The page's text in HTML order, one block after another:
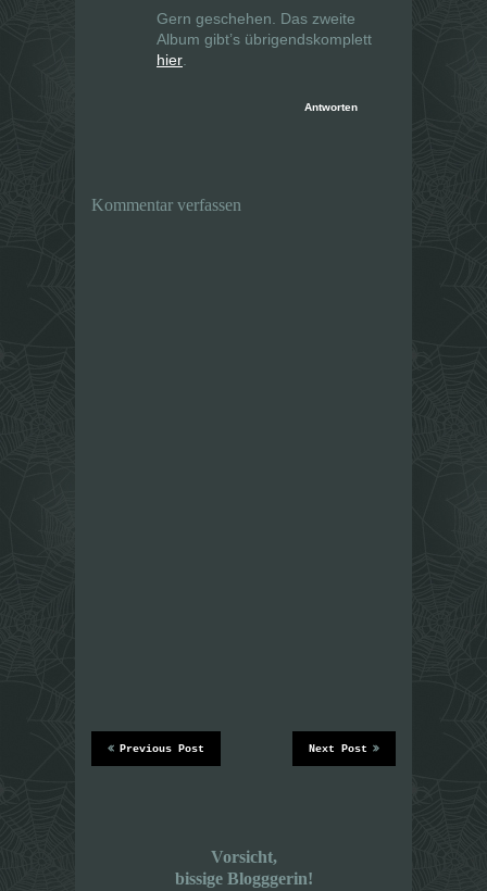
Gern geschehen. Das zweite
Album gibt’s übrigendskomplett
hier
Antworten
Kommentar verfassen
Next Post
Previous Post
Vorsicht,
bissige Blogggerin!